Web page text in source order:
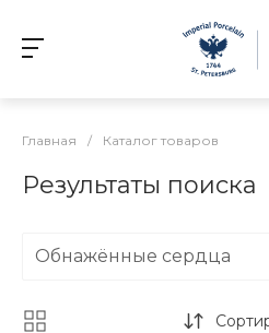
Главная / Каталог товаров
Результаты поиска